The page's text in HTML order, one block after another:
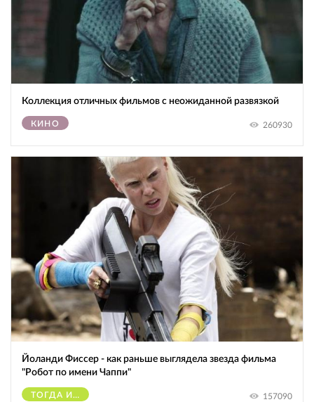
Коллекция отличных фильмов с неожиданной развязкой
КИНО 260930
Йоланди Фиссер - как раньше выглядела звезда фильма
"Робот по имени Чаппи"
ТОГДА И СЕЙЧАС 157090